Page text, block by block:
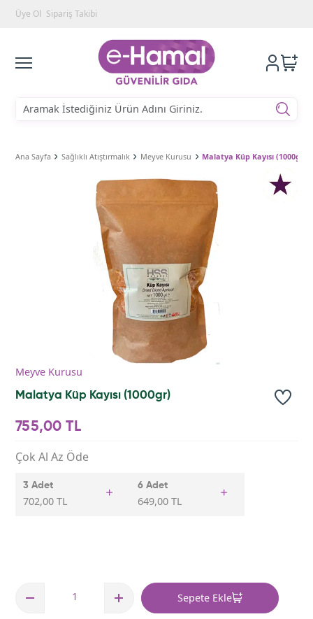
Üye Ol Sipariş Takibi
Ana Sayfa Sağlıklı Atıştırmalık Meyve Kurusu Malatya Küp Kayısı (1000gr)
Meyve Kurusu
Malatya Küp Kayısı (1000gr)
755,00 TL
Çok Al Az Öde
3 Adet
702,00 TL
6 Adet
649,00 TL
Sepete Ekle